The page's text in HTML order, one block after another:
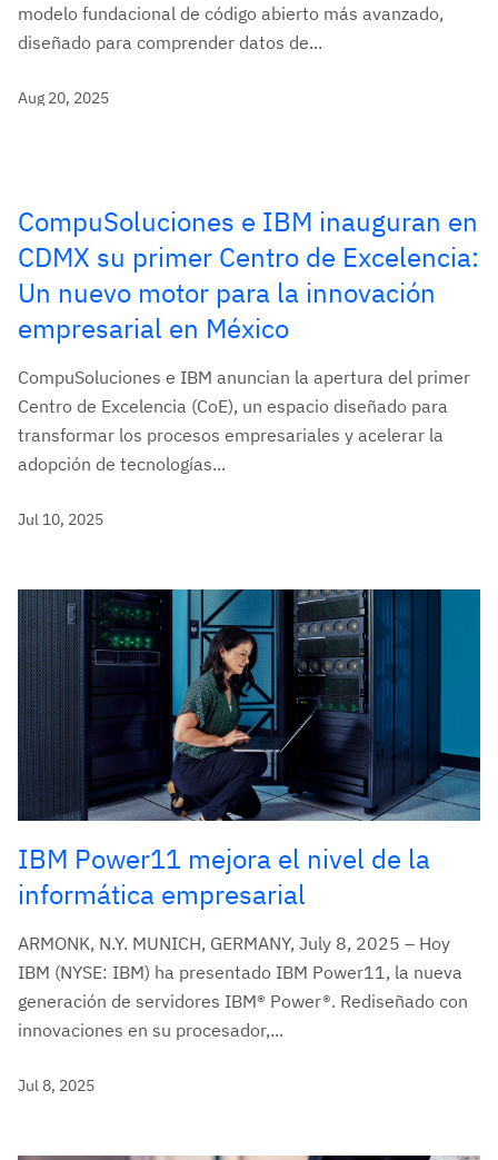
modelo fundacional de código abierto más avanzado,
diseñado para comprender datos de...
Aug 20, 2025
CompuSoluciones e IBM inauguran en
CDMX su primer Centro de Excelencia:
Un nuevo motor para la innovación
empresarial en México
CompuSoluciones e IBM anuncian la apertura del primer
Centro de Excelencia (CoE), un espacio diseñado para
transformar los procesos empresariales y acelerar la
adopción de tecnologías...
Jul 10, 2025
IBM Power11 mejora el nivel de la
informática empresarial
ARMONK, N.Y. MUNICH, GERMANY, July 8, 2025 – Hoy
IBM (NYSE: IBM) ha presentado IBM Power11, la nueva
generación de servidores IBM® Power®. Rediseñado con
innovaciones en su procesador,...
Jul 8, 2025